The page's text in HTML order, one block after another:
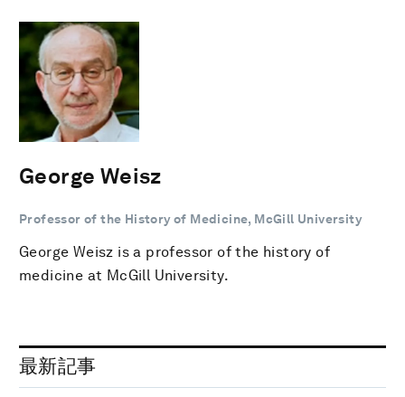
George Weisz
Professor of the History of Medicine, McGill University
George Weisz is a professor of the history of
medicine at McGill University.
最新記事